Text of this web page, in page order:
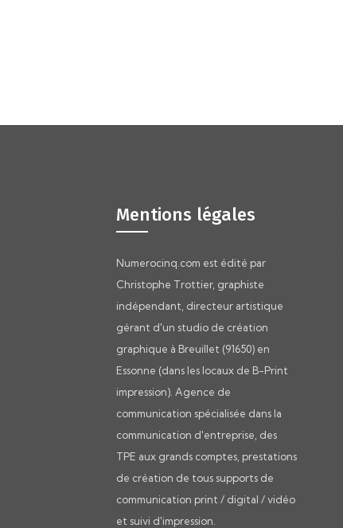
Mentions légales
Numerocinq.com est édité par
Christophe Trottier, graphiste
indépendant, directeur artistique
gérant d'un studio de création
graphique à Breuillet (91650) en
Essonne (dans les locaux de B-Print
impression). Agence de
communication spécialisée dans la
communication d'entreprise, des
TPE aux grands comptes, prestations
de création de tous supports de
communication print / digital / vidéo
et suivi d'impression.